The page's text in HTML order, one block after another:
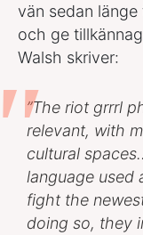
vän sedan
och ge
Walsh skriver:
”The riot grrrl
relevant, with
cultural
language used
fight the
doing so, they